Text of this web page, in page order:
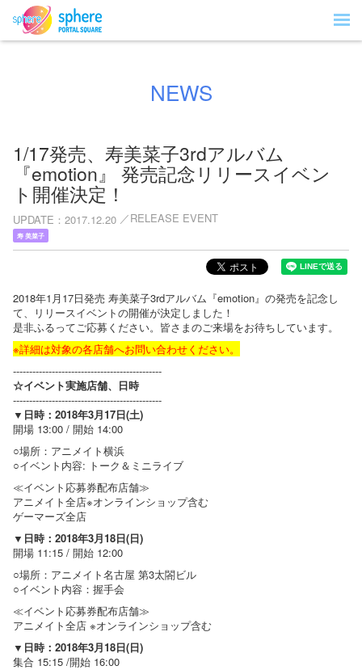
NEWS
1/17発売、寿美菜子3rdアルバム
『emotion』 発売記念リリースイベン
ト開催決定！
UPDATE 2017.12.20 RELEASE EVENT
寿 美菜子
2018年1月17日発売 寿美菜子3rdアルバム『emotion』の発売を記念し
て、リリースイベントの開催が決定しました！
是非ふるってご応募ください。皆さまのご来場をお待ちしています。
※詳細は対象の各店舗へお問い合わせください。
----------------------------------------------
☆イベント実施店舗、日時
----------------------------------------------
▼日時：2018年3月17日(土)
開場 13:00 / 開始 14:00
○場所：アニメイト横浜
○イベント内容: トーク＆ミニライブ
≪イベント応募券配布店舗≫
アニメイト全店※オンラインショップ含む
ゲーマーズ全店
▼日時：2018年3月18日(日)
開場 11:15 / 開始 12:00
○場所：アニメイト名古屋 第3太閤ビル
○イベント内容：握手会
≪イベント応募券配布店舗≫
アニメイト全店 ※オンラインショップ含む
▼日時：2018年3月18日(日)
集合 15:15 /開始 16:00